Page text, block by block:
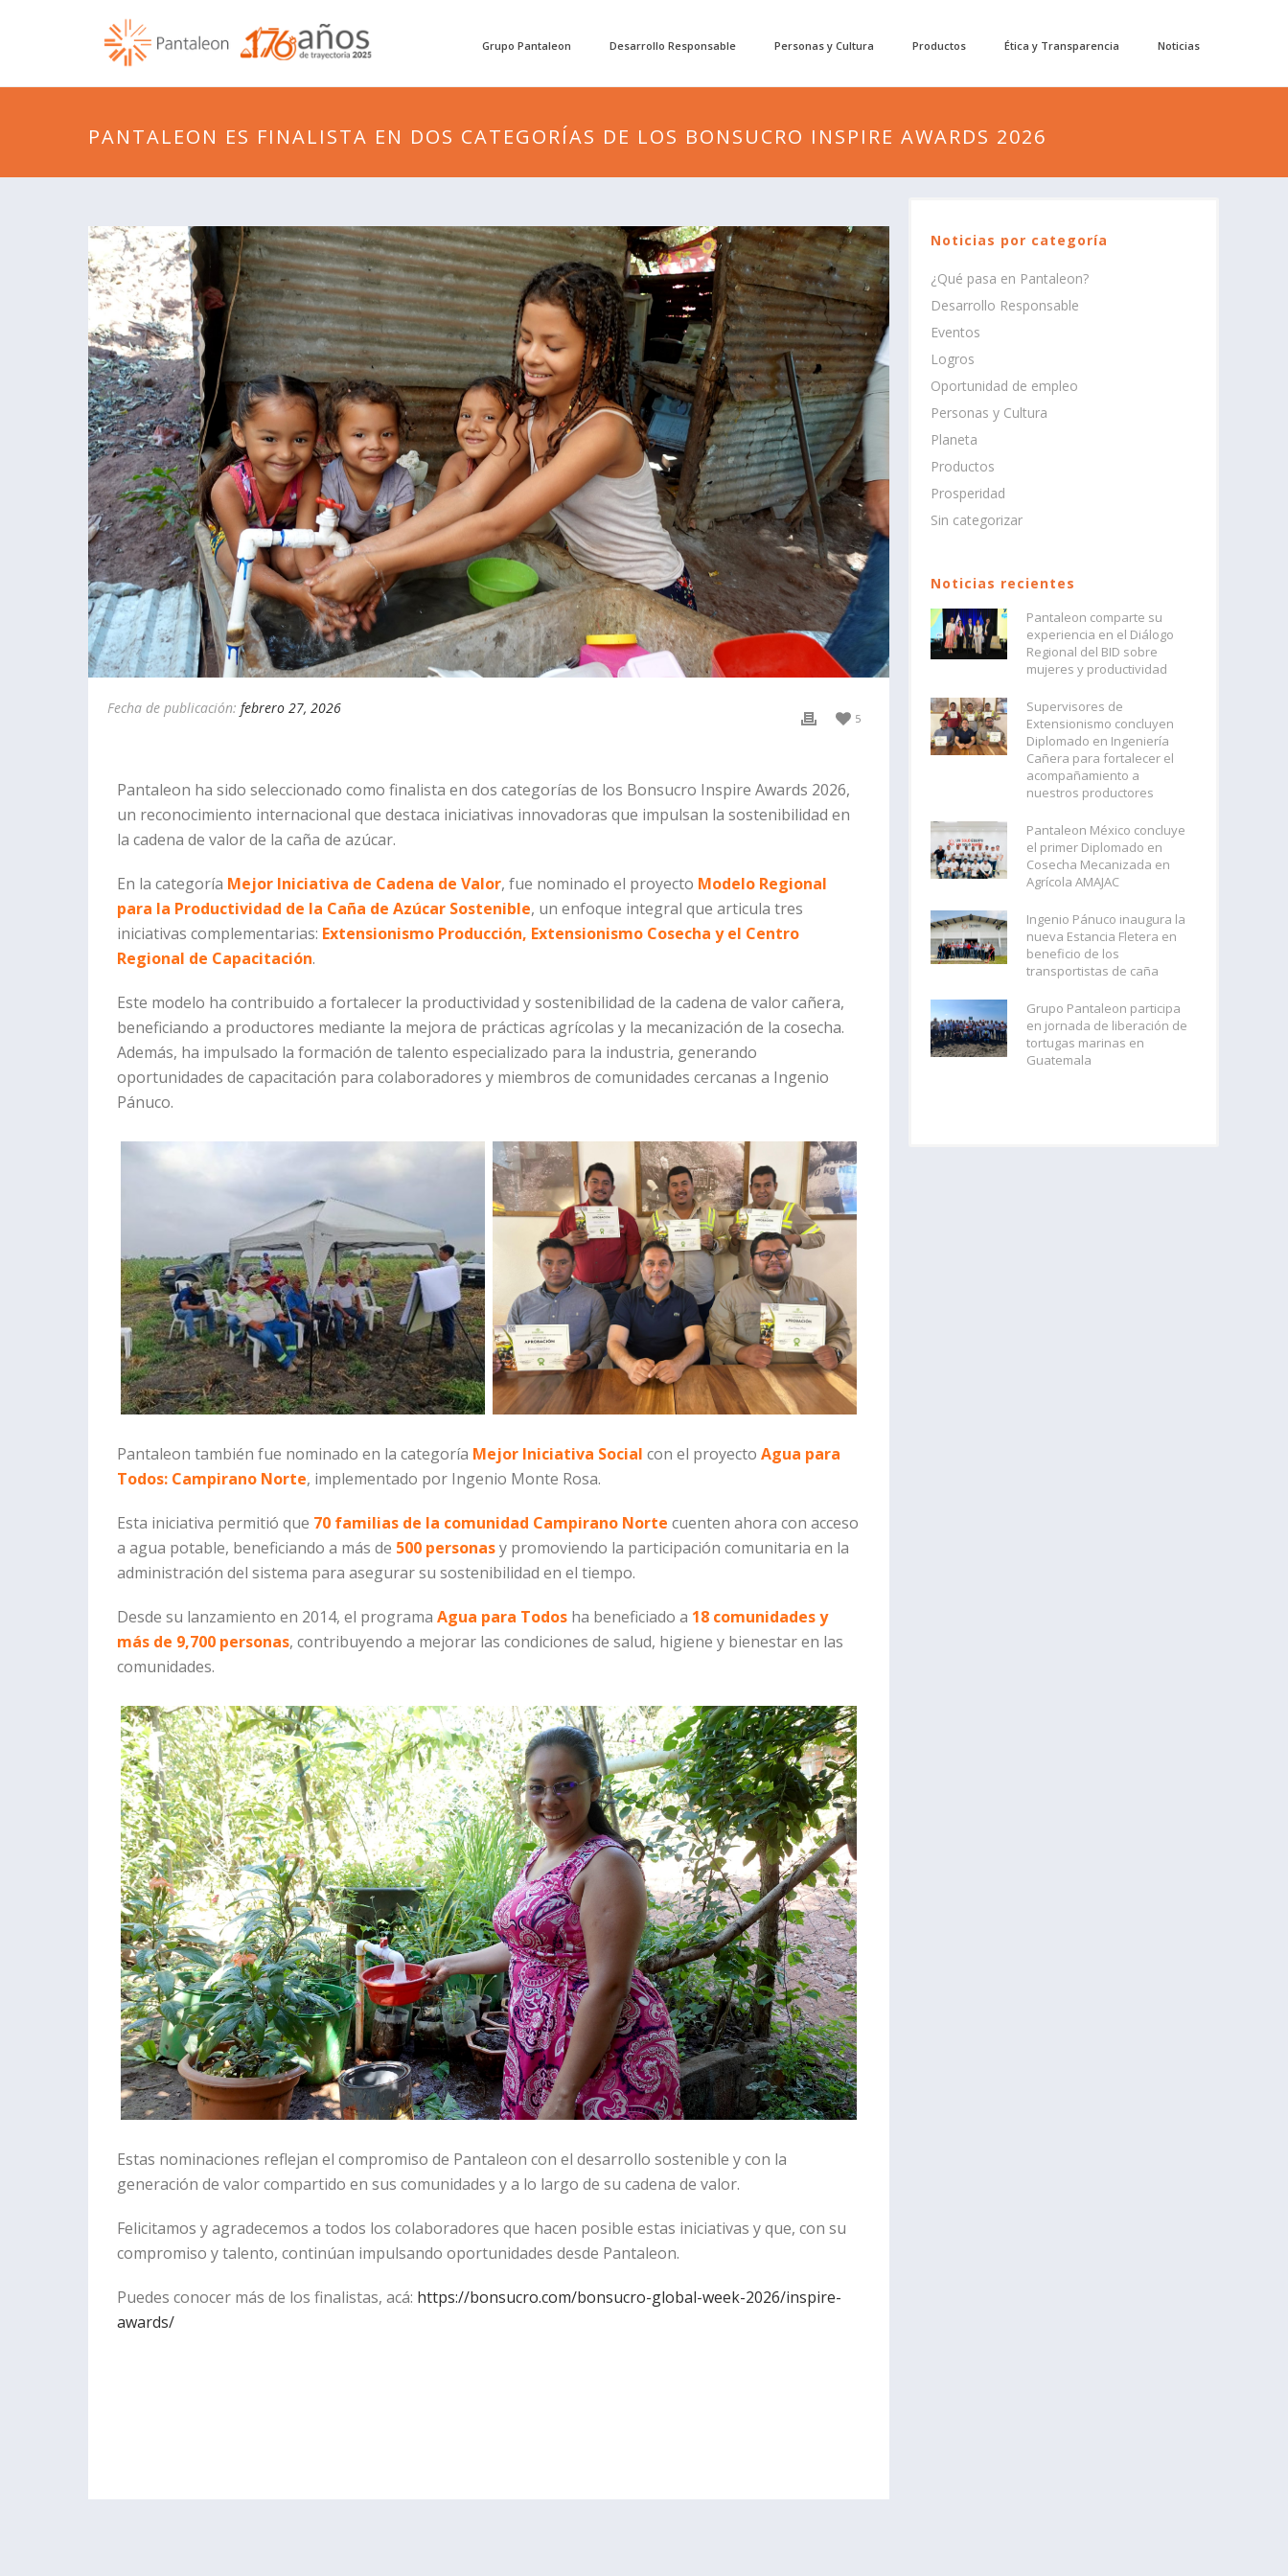
Grupo Pantaleon Desarrollo Responsable Personas y Cultura Productos Ética y Transparencia Noticias
PANTALEON ES FINALISTA EN DOS CATEGORÍAS DE LOS BONSUCRO INSPIRE AWARDS 2026
Fecha de publicación: febrero 27, 2026
5
Pantaleon ha sido seleccionado como finalista en dos categorías de los Bonsucro Inspire Awards 2026,
un reconocimiento internacional que destaca iniciativas innovadoras que impulsan la sostenibilidad en
la cadena de valor de la caña de azúcar.
En la categoría Mejor Iniciativa de Cadena de Valor, fue nominado el proyecto Modelo Regional
para la Productividad de la Caña de Azúcar Sostenible, un enfoque integral que articula tres
iniciativas complementarias: Extensionismo Producción, Extensionismo Cosecha y el Centro
Regional de Capacitación.
Este modelo ha contribuido a fortalecer la productividad y sostenibilidad de la cadena de valor cañera,
beneficiando a productores mediante la mejora de prácticas agrícolas y la mecanización de la cosecha.
Además, ha impulsado la formación de talento especializado para la industria, generando
oportunidades de capacitación para colaboradores y miembros de comunidades cercanas a Ingenio
Pánuco.
Pantaleon también fue nominado en la categoría Mejor Iniciativa Social con el proyecto Agua para
Todos: Campirano Norte, implementado por Ingenio Monte Rosa.
Esta iniciativa permitió que 70 familias de la comunidad Campirano Norte cuenten ahora con acceso
a agua potable, beneficiando a más de 500 personasy promoviendo la participación comunitaria en la
administración del sistema para asegurar su sostenibilidad en el tiempo.
Desde su lanzamiento en 2014, el programa Agua para Todos ha beneficiado a 18 comunidades y
más de 9,700 personas, contribuyendo a mejorar las condiciones de salud, higiene y bienestar en las
comunidades.
Estas nominaciones reflejan el compromiso de Pantaleon con el desarrollo sostenible y con la
generación de valor compartido en sus comunidades y a lo largo de su cadena de valor.
Felicitamos y agradecemos a todos los colaboradores que hacen posible estas iniciativas y que, con su
compromiso y talento, continúan impulsando oportunidades desde Pantaleon.
Puedes conocer más de los finalistas, acá: https://bonsucro.com/bonsucro-global-week-2026/inspire-
awards/
Noticias por categoría
¿Qué pasa en Pantaleon?
Desarrollo Responsable
Eventos
Logros
Oportunidad de empleo
Personas y Cultura
Planeta
Productos
Prosperidad
Sin categorizar
Noticias recientes
Pantaleon comparte su
experiencia en el Diálogo
Regional del BID sobre
mujeres y productividad
Supervisores de
Extensionismo concluyen
Diplomado en Ingeniería
Cañera para fortalecer el
acompañamiento a
nuestros productores
Pantaleon México concluye
el primer Diplomado en
Cosecha Mecanizada en
Agrícola AMAJAC
Ingenio Pánuco inaugura la
nueva Estancia Fletera en
beneficio de los
transportistas de caña
Grupo Pantaleon participa
en jornada de liberación de
tortugas marinas en
Guatemala